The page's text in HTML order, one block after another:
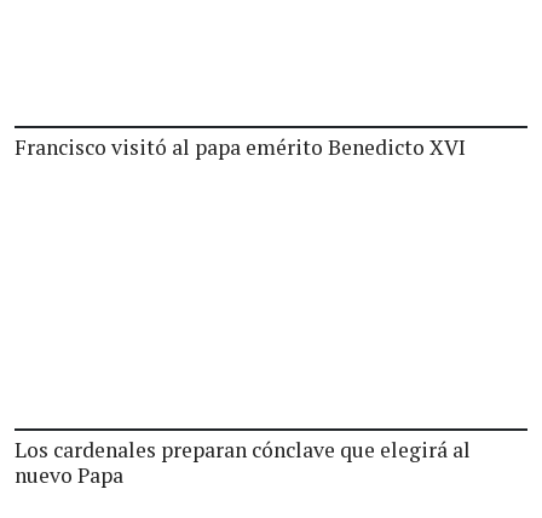
Francisco visitó al papa emérito Benedicto XVI
Los cardenales preparan cónclave que elegirá al
nuevo Papa